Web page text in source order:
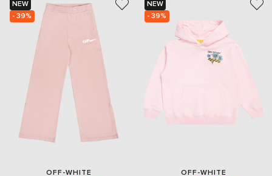
NEW
- 39%
OFF-WHITE
NEW
- 39%
OFF-WHITE